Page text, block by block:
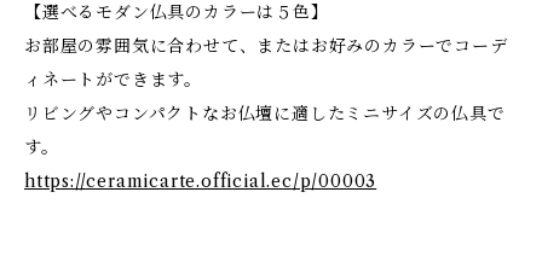
【選べるモダン仏具のカラーは５色】
お部屋の雰囲気に合わせて、またはお好みのカラーでコーデ
ィネートができます。
リビングやコンパクトなお仏壇に適したミニサイズの仏具で
す。
https://ceramicarte.official.ec/p/00003